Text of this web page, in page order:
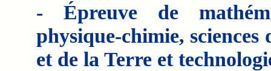
- Épreuve de
physique-chimie, sciences
et de la Terre et